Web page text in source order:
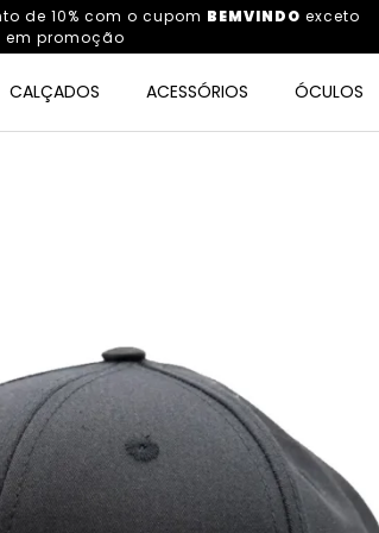
de 10% com o cupom BEMVINDO exceto
em promoção
CALÇADOS ACESSÓRIOS ÓCULOS